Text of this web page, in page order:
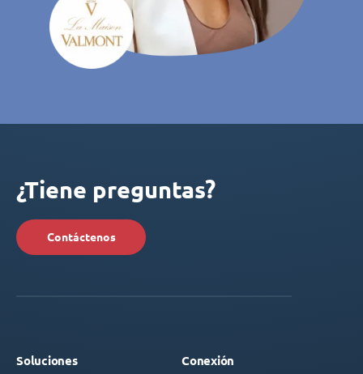
¿Tiene preguntas?
Contáctenos
Soluciones Conexión